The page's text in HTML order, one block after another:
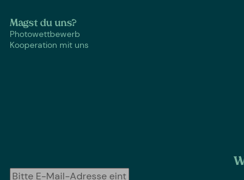
Magst du uns?
Photowettbewerb
Kooperation mit uns